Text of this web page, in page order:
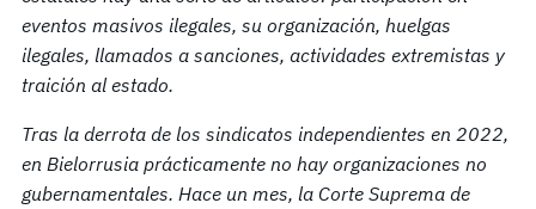
eventos masivos ilegales, su organización, huelgas
ilegales, llamados a sanciones, actividades extremistas y
traición al estado.
Tras la derrota de los sindicatos independientes en 2022,
en Bielorrusia prácticamente no hay organizaciones no
gubernamentales. Hace un mes, la Corte Suprema de